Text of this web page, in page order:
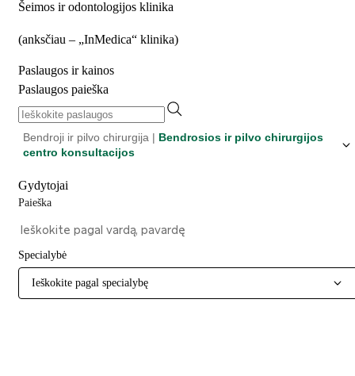
Šeimos ir odontologijos klinika
(anksčiau – „InMedica“ klinika)
Paslaugos ir kainos
Paslaugos paieška
Bendroji ir pilvo chirurgija | Bendrosios ir pilvo chirurgijos
centro konsultacijos
Gydytojai
Paieška
Specialybė
Ieškokite pagal specialybę